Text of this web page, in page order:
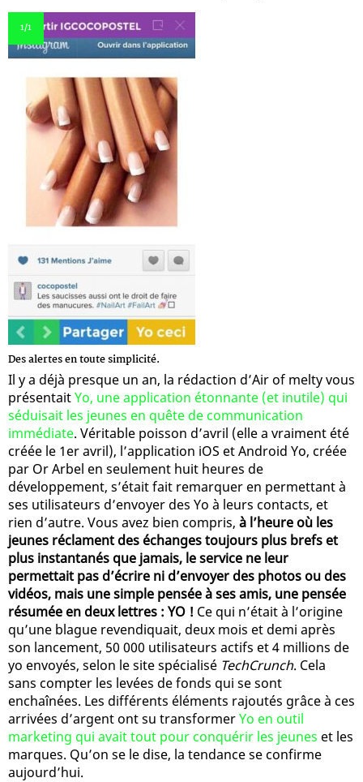
1/1
Des alertes en toute simplicité.
Il y a déjà presque un an, la rédaction d’Air of melty vous
présentaitYo, une application étonnante (et inutile) qui
séduisait les jeunes en quête de communication
immédiate. Véritable poisson d’avril (elle a vraiment été
créée le 1er avril), l’application iOS et Android Yo, créée
par Or Arbel en seulement huit heures de
développement, s’était fait remarquer en permettant à
ses utilisateurs d’envoyer des Yo à leurs contacts, et
rien d’autre. Vous avez bien compris, à l’heure où les
jeunes réclament des échanges toujours plus brefs et
plus instantanés que jamais, le service ne leur
permettait pas d’écrire ni d’envoyer des photos ou des
vidéos, mais une simple pensée à ses amis, une pensée
résumée en deux lettres : YO ! Ce qui n’était à l’origine
qu’une blague revendiquait, deux mois et demi après
son lancement, 50 000 utilisateurs actifs et 4 millions de
yo envoyés, selon le site spécialisé TechCrunch. Cela
sans compter les levées de fonds qui se sont
enchaînées. Les différents éléments rajoutés grâce à ces
arrivées d’argent ont su transformerYo en outil
marketing qui avait tout pour conquérir les jeunes et les
marques. Qu’on se le dise, la tendance se confirme
aujourd’hui.